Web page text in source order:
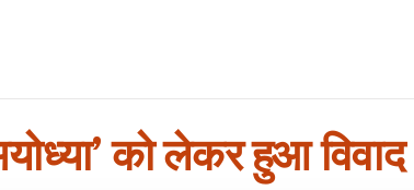
को लेकर हुआ विवाद